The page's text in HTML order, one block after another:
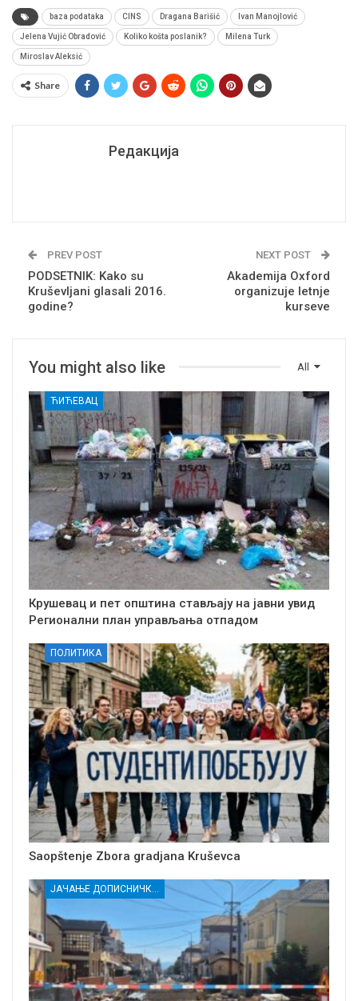
baza podataka CINS Dragana Barišić Ivan Manojlović
Jelena Vujić Obradović Koliko košta poslanik? Milena Turk
Miroslav Aleksić
Share
Редакција
PREV POST
PODSETNIK: Kako su
Kruševljani glasali 2016.
godine?
NEXT POST
Akademija Oxford
organizuje letnje
kurseve
All
You might also like
ЋИЋЕВАЦ
Крушевац и пет општина стављају на јавни увид
Регионални план управљања отпадом
ПОЛИТИКА
Saopštenje Zbora gradjana Kruševca